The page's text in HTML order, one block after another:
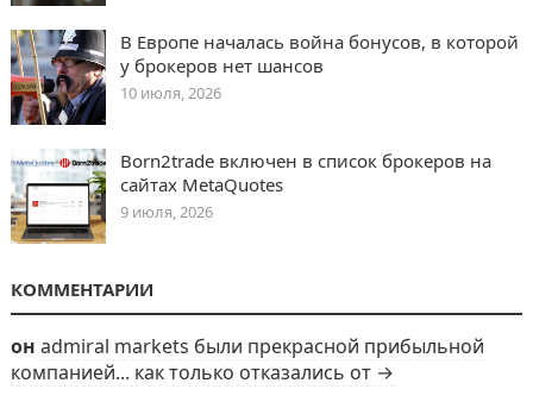
В Европе началась война бонусов, в которой
у брокеров нет шансов
10 июля, 2026
Born2trade включен в список брокеров на
сайтах MetaQuotes
9 июля, 2026
КОММЕНТАРИИ
он admiral markets были прекрасной прибыльной
компанией... как только отказались от →